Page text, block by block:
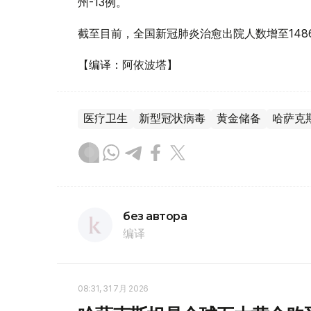
截至目前，全国新冠肺炎治愈出院人数增至
【编译：阿依波塔】
医疗卫生 新型冠状病毒 黄金储备 哈萨克
без автора
编译
08:31, 31 7月 2026